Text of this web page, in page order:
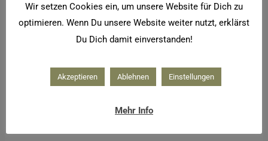
Wir setzen Cookies ein, um unsere Website für Dich zu
optimieren. Wenn Du unsere Website weiter nutzt, erklärst
Du Dich damit einverstanden!
Akzeptieren Ablehnen Einstellungen
Mehr Info